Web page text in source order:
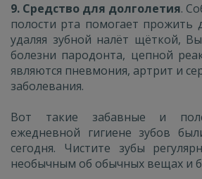
9. Средство для долголетия.
полости рта помогает прожить
удаляя зубной налёт щёткой,
болезни пародонта, цепной
являются пневмония, артрит и
заболевания.
Вот такие забавные и
ежедневной гигиене зубов
сегодня. Чистите зубы
необычным об обычных вещах и